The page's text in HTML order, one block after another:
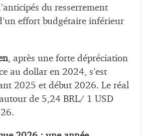
du resserrement
effort budgétaire inférieur
, après une forte dépréciation
au dollar en 2024, s’est
2025 et début 2026. Le réal
de 5,24 BRL/ 1 USD